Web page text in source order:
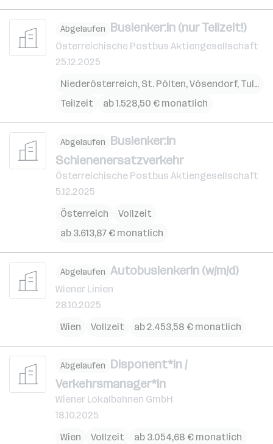
Abgelaufen Buslenker:in (nur Teilzeit!)
Österreichische Postbus Aktiengesellschaft
25.12.2025
Niederösterreich, St. Pölten,Vösendorf, Tulln
Teilzeit
ab 1.528,50 € monatlich
Abgelaufen Buslenker:in
Schienenersatzverkehr
Österreichische Postbus Aktiengesellschaft
5.12.2025
Österreich
Vollzeit
ab 3.613,87 € monatlich
Abgelaufen Autobuslenkerin (w/m/d)
Wiener Linien
28.10.2025
Wien
Vollzeit ab 2.453,58 € monatlich
Abgelaufen Disponent*in /
Verkehrsmanager*in
Wiener Lokalbahnen GmbH
18.10.2025
Wien
Vollzeit ab 3.054,68 € monatlich